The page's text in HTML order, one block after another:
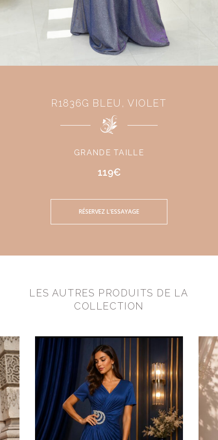
R1836G BLEU, VIOLET
GRANDE TAILLE
119€
RÉSERVEZ L'ESSAYAGE
LES AUTRES PRODUITS DE LA
COLLECTION